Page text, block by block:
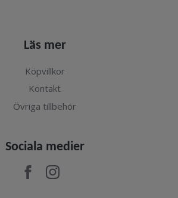
Läs mer
Köpvillkor
Kontakt
Övriga tillbehör
Sociala medier